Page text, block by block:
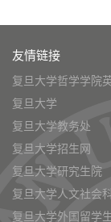
友情链接
复旦大学哲学学院
复旦大学
复旦大学教务处
复旦大学招生网
复旦大学研究生院
复旦大学人文社会
复旦大学外国留学